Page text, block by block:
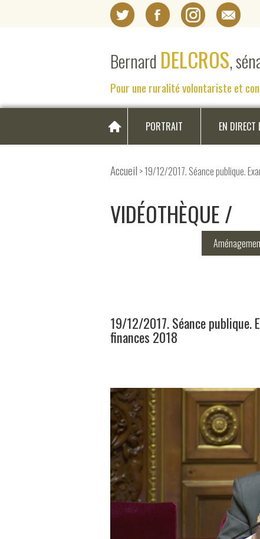
Bernard DELCROS,
Pour une ruralité volontariste et
PORTRAIT EN DIRECT
Accueil > 19/12/2017. Séance publique.
VIDÉOTHÈQUE
19/12/2017. Séance publique.
finances 2018